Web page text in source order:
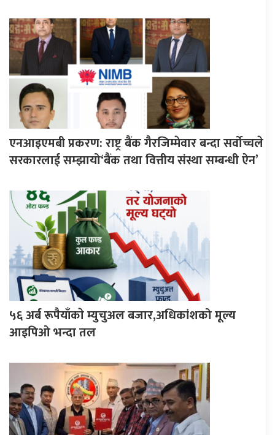
एनआइएमबी प्रकरण: राष्ट्र बैंक गैरजिम्मेवार बन्दा सर्वोच्चले
सरकारलाई सम्झायो‘बैंक तथा वित्तीय संस्था सम्बन्धी ऐन’
५६ अर्ब रूपैयाँकाे म्युचुअल बजार,अधिकांशको मूल्य
आइपिओ भन्दा तल